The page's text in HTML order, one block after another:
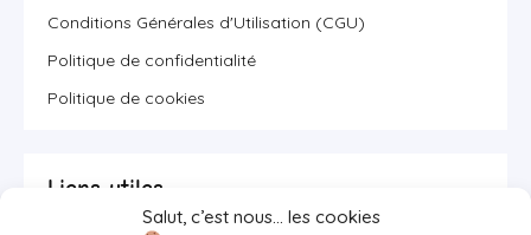
Salut, c’est nous… les cookies
Conditions Générales d'Utilisation (CGU)
Politique de confidentialité
Politique de cookies
Liens utiles